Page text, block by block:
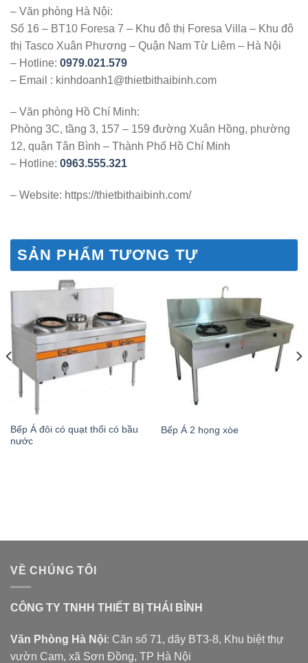
– Văn phòng Hà Nội:
Số 16 – BT10 Foresa 7 – Khu đô thị Foresa Villa – Khu đô
thị Tasco Xuân Phương – Quận Nam Từ Liêm – Hà Nội
– Hotline: 0979.021.579
– Email : kinhdoanh1@thietbithaibinh.com
– Văn phòng Hồ Chí Minh:
Phòng 3C, tầng 3, 157 – 159 đường Xuân Hồng, phường
12, quận Tân Bình – Thành Phố Hồ Chí Minh
– Hotline: 0963.555.321
– Website: https://thietbithaibinh.com/
SẢN PHẨM TƯƠNG TỰ
Bếp Á đôi có quạt thổi có bầu
nước
Bếp Á 2 họng xòe
VỀ CHÚNG TÔI
CÔNG TY TNHH THIẾT BỊ THÁI BÌNH
Văn Phòng Hà Nội: Căn số 71, dãy BT3-8, Khu biệt thự
vườn Cam, xã Sơn Đồng, TP Hà Nội